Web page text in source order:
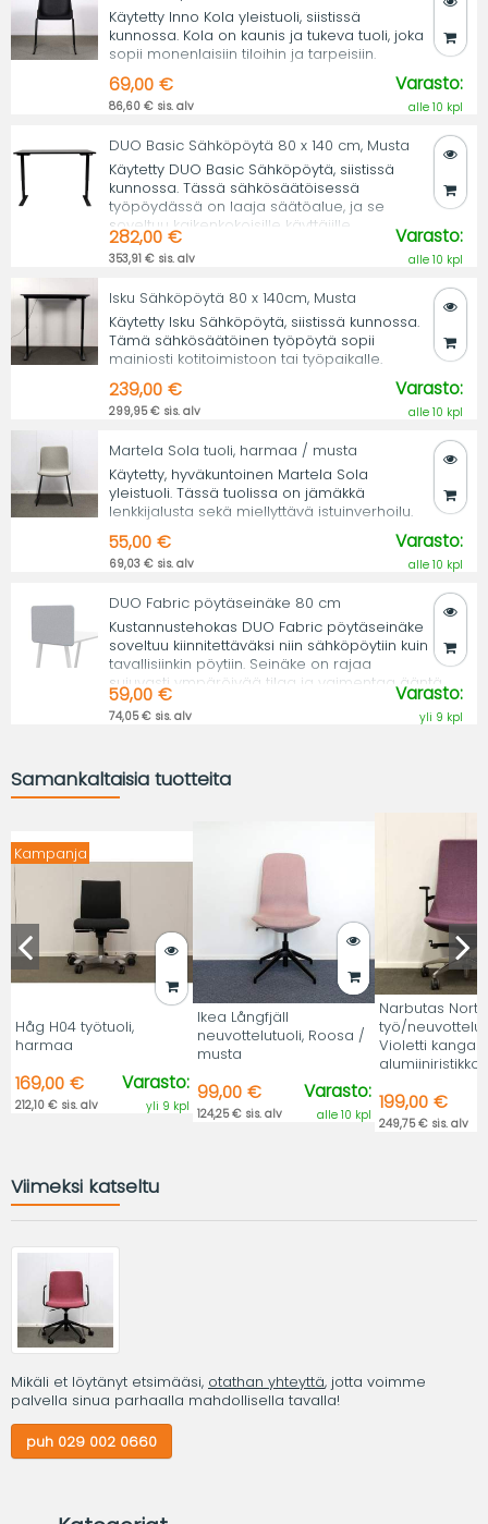
Käytetty Inno Kola yleistuoli, siistissä
kunnossa. Kola on kaunis ja tukeva tuoli, joka
sopii monenlaisiin tiloihin ja tarpeisiin.
69,00 €
86,60 € sis. alv
Varasto:
alle 10 kpl
DUO Basic Sähköpöytä 80 x 140 cm, Musta
Käytetty DUO Basic Sähköpöytä, siistissä
kunnossa. Tässä sähkösäätöisessä
työpöydässä on laaja säätöalue, ja se
soveltuu kaikenkokoisille käyttäjille.
282,00 €
353,91 € sis. alv
Varasto:
alle 10 kpl
Isku Sähköpöytä 80 x 140cm, Musta
Käytetty Isku Sähköpöytä, siistissä kunnossa.
Tämä sähkösäätöinen työpöytä sopii
mainiosti kotitoimistoon tai työpaikalle.
239,00 €
299,95 € sis. alv
Varasto:
alle 10 kpl
Martela Sola tuoli, harmaa / musta
Käytetty, hyväkuntoinen Martela Sola
yleistuoli. Tässä tuolissa on jämäkkä
lenkkijalusta sekä miellyttävä istuinverhoilu.
55,00 €
69,03 € sis. alv
Varasto:
alle 10 kpl
DUO Fabric pöytäseinäke 80 cm
Kustannustehokas DUO Fabric pöytäseinäke
soveltuu kiinnitettäväksi niin sähköpöytiin kuin
tavallisiinkin pöytiin. Seinäke on rajaa
sujuvasti ympäröivää tilaa ja vaimentaa ääntä.
59,00 €
74,05 € sis. alv
Varasto:
yli 9 kpl
Samankaltaisia tuotteita
Kampanja
Håg H04 työtuoli,
harmaa
169,00 €
212,10 € sis. alv
Varasto:
yli 9 kpl
Ikea Långfjäll
neuvottelutuoli, Roosa /
musta
99,00 €
124,25 € sis. alv
Varasto:
alle 10 kpl
Narbutas
työ/
Violetti kangas,
alumiiniristikko.
199,00 €
249,75 € sis. alv
Viimeksi katseltu
Mikäli et löytänyt etsimääsi, otathan yhteyttä, jotta voimme
palvella sinua parhaalla mahdollisella tavalla!
puh 029 002 0660